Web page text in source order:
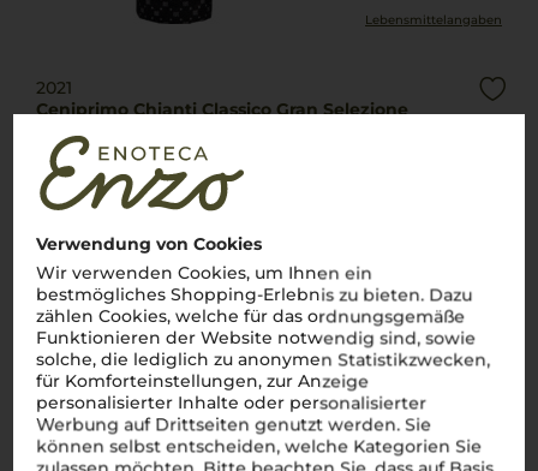
Verwendung von Cookies
Wir verwenden Cookies, um Ihnen ein
bestmögliches Shopping-Erlebnis zu bieten. Dazu
zählen Cookies, welche für das ordnungsgemäße
Funktionieren der Website notwendig sind, sowie
solche, die lediglich zu anonymen Statistikzwecken,
für Komforteinstellungen, zur Anzeige
personalisierter Inhalte oder personalisierter
Werbung auf Drittseiten genutzt werden. Sie
können selbst entscheiden, welche Kategorien Sie
Lebensmittel­angaben
2021
Ceniprimo Chianti Classico Gran Selezione
€ 64,00
pro Flasche (0.75l), € 85,33
inkl. MwSt. zzgl.